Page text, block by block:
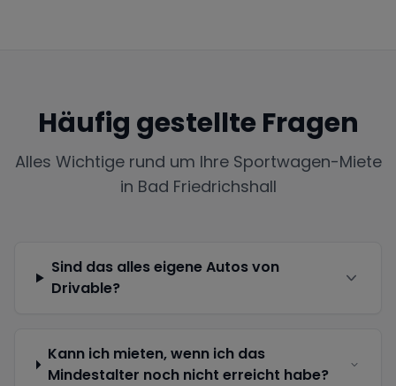
Häufig gestellte Fragen
Alles Wichtige rund um Ihre Sportwagen-Miete
in Bad Friedrichshall
Sind das alles eigene Autos von
Drivable?
Kann ich mieten, wenn ich das
Mindestalter noch nicht erreicht habe?